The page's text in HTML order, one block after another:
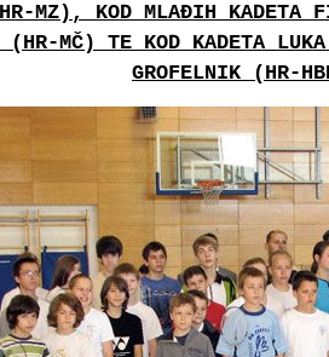
MZ), KOD MLAĐIH
(HR-MČ) TE KOD KADETA
GROFELNIK (HR-